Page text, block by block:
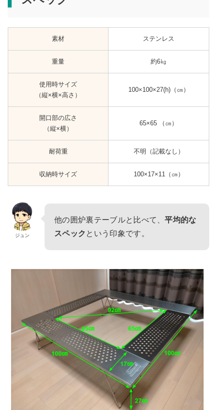
素材 ステンレス
重量 約6㎏
使用時サイズ
（縦×横×高さ）
100×100×27(h)（㎝）
開口部の広さ
（縦×横）
65×65 （㎝）
耐荷重 不明（記載なし）
収納時サイズ 100×17×11（㎝）
ジュン
他の囲炉裏テーブルと比べて、平均的な
スペック という印象です。